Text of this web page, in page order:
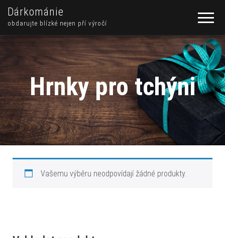
Dárkománie
obdarujte blízké nejen pří výročí
Hrnky pro tchýni
Vašemu výběru neodpovídají žádné produkty.